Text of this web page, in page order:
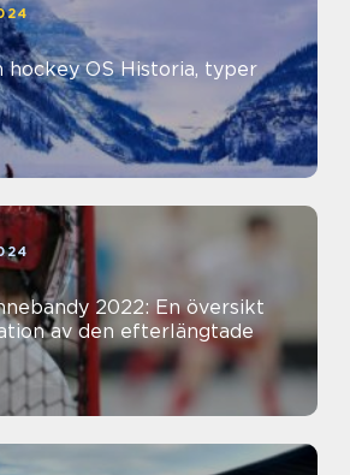
OS Historia, typer
2022: En översikt
av den efterlängtade